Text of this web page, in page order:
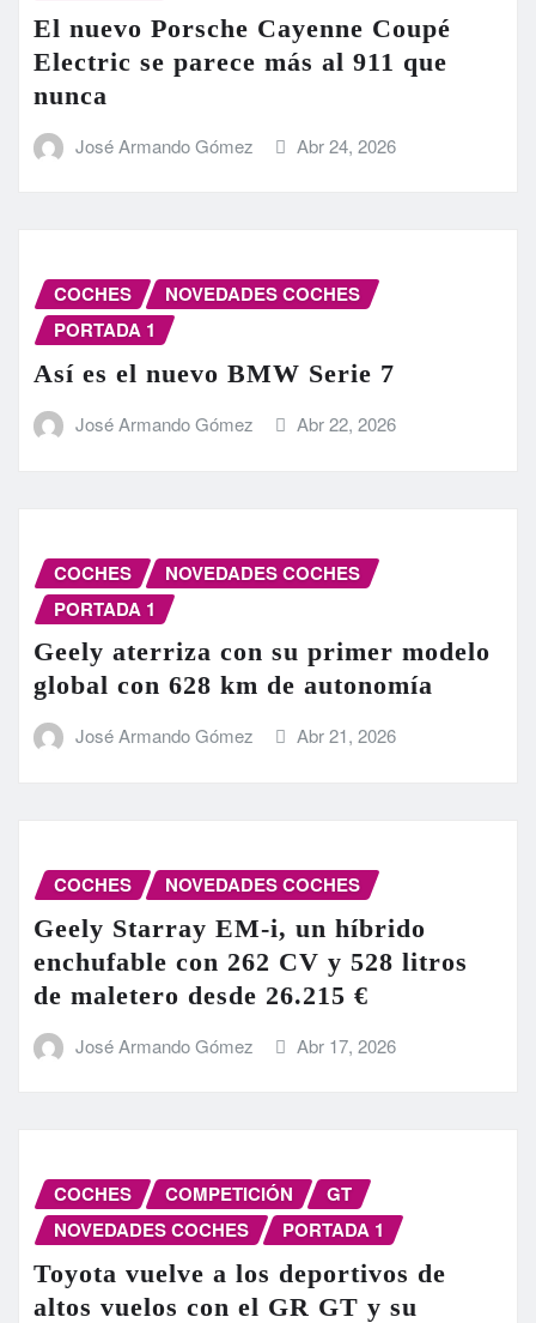
El nuevo Porsche Cayenne Coupé
Electric se parece más al 911 que
nunca
José Armando Gómez Abr 24, 2026
COCHES
NOVEDADES COCHES
PORTADA 1
Así es el nuevo BMW Serie 7
José Armando Gómez Abr 22, 2026
COCHES
NOVEDADES COCHES
PORTADA 1
Geely aterriza con su primer modelo
global con 628 km de autonomía
José Armando Gómez Abr 21, 2026
COCHES NOVEDADES COCHES
Geely Starray EM-i, un híbrido
enchufable con 262 CV y 528 litros
de maletero desde 26.215 €
José Armando Gómez Abr 17, 2026
COCHES COMPETICIÓN
GT
NOVEDADES COCHES
PORTADA 1
Toyota vuelve a los deportivos de
altos vuelos con el GR GT y su